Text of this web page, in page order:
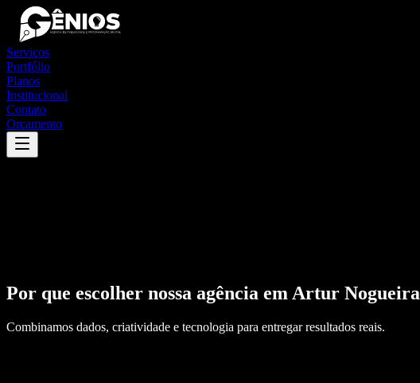
Serviços
Portfólio
Planos
Institucional
Contato
Orçamento
Por que escolher nossa agência em Artur Nogueira
Combinamos dados, criatividade e tecnologia para entregar resultados reais.